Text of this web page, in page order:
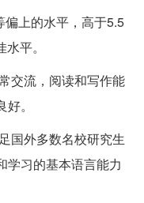
上的水平，高于5.5
平。
交流，阅读和写作能
。
国外多数名校研究生
学习的基本语言能力